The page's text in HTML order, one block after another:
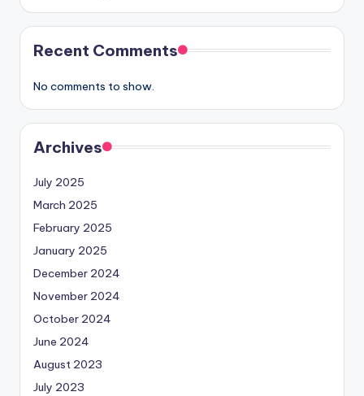
Recent Comments
No comments to show.
Archives
July 2025
March 2025
February 2025
January 2025
December 2024
November 2024
October 2024
June 2024
August 2023
July 2023